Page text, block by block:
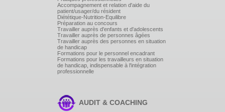
Accompagnement et relation d'aide du
patient/usager/du résident
Diététique-Nutrition-Equilibre
Préparation au concours
Travailler auprès d'enfants et d'adolescents
Travailler auprès de personnes âgées
Travailler auprès des personnes en situation
de handicap
Formations pour le personnel encadrant
Formations pour les travailleurs en situation
de handicap, indispensable à l'intégration
professionnelle
AUDIT & COACHING